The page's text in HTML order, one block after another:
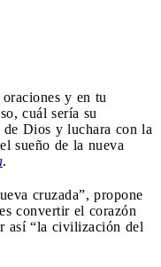
y en tu
cuál sería su
Dios y luchara con la
sueño de la nueva
.
cruzada”, propone
convertir el corazón
así “la civilización del